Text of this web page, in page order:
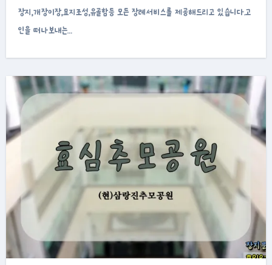
장지,개장이장,묘지조성,유골함등 모든 장례서비스를 제공해드리고 있습니다.고
인을 떠나보내는…